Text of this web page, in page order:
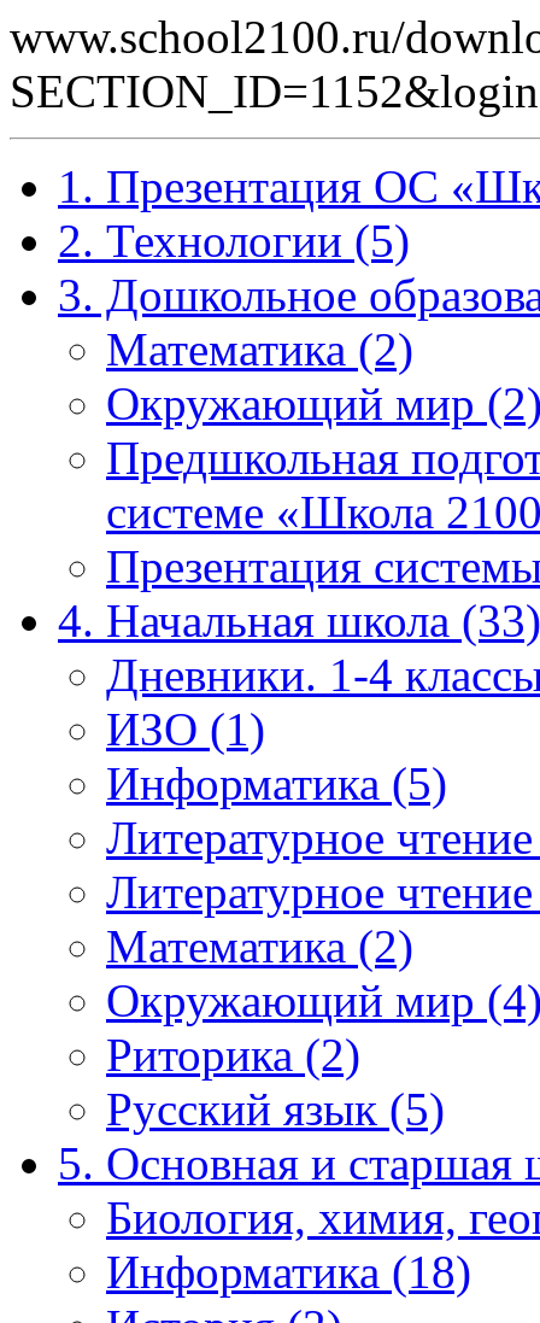
www.school2100.ru/
1. Презентация ОС
2. Технологии (5)
3. Дошкольное
Математика (2)
Окружающий мир
Предшкольная
системе «Школа
Презентация
4. Начальная школа (33)
Дневники. 1-4
ИЗО (1)
Информатика (5)
Литературное
Литературное
Математика (2)
Окружающий мир
Риторика (2)
Русский язык (5)
5. Основная и старшая
Биология, химия,
Информатика (18)